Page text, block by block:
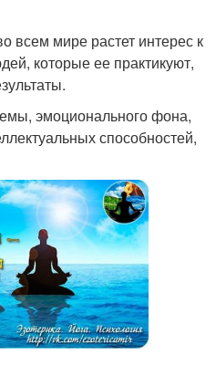
всем мире растет интерес к
которые ее практикуют,
эмоционального фона,
способностей,